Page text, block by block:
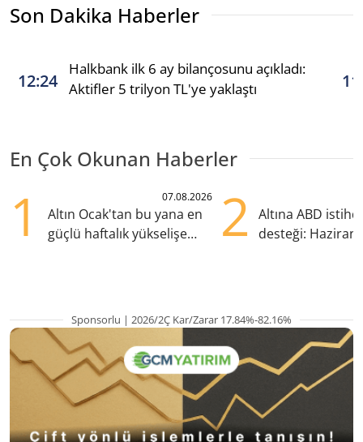
Son Dakika Haberler
12:24
Halkbank ilk 6 ay bilançosunu açıkladı:
Aktifler 5 trilyon TL'ye yaklaştı
En Çok Okunan Haberler
1 07.08.2026
Altın Ocak'tan bu yana en
güçlü haftalık yükselişe
2
Altına ABD
desteği:
Sponsorlu | 2026/2Ç Kar/Zarar 17.84%-82.16%